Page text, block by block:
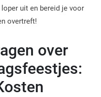
uit en bereid je voor
overtreft!
over